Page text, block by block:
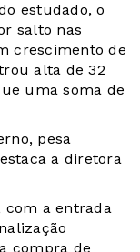
estudado, o
salto nas
crescimento de
alta de 32
uma soma de
pesa
a diretora
com a entrada
compra de